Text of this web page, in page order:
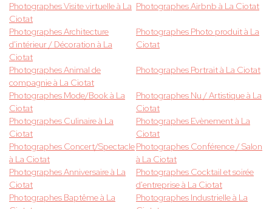
Photographes Visite virtuelle à La
Ciotat
Photographes Airbnb à La Ciotat
Photographes Architecture
d'intérieur / Décoration à La
Ciotat
Photographes Photo produit à La
Ciotat
Photographes Animal de
compagnie à La Ciotat
Photographes Portrait à La Ciotat
Photographes Mode/Book à La
Ciotat
Photographes Nu / Artistique à La
Ciotat
Photographes Culinaire à La
Ciotat
Photographes Evènement à La
Ciotat
Photographes Concert/Spectacle
à La Ciotat
Photographes Conférence / Salon
à La Ciotat
Photographes Anniversaire à La
Ciotat
Photographes Cocktail et soirée
d'entreprise à La Ciotat
Photographes Baptême à La
Photographes Industrielle à La